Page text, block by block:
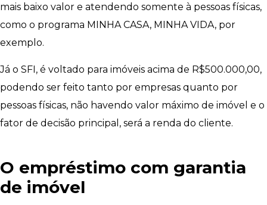
mais baixo valor e atendendo somente à pessoas físicas,
como o programa MINHA CASA, MINHA VIDA, por
exemplo.
Já o SFI, é voltado para imóveis acima de R$500.000,00,
podendo ser feito tanto por empresas quanto por
pessoas físicas, não havendo valor máximo de imóvel e o
fator de decisão principal, será a renda do cliente.
O empréstimo com garantia
de imóvel